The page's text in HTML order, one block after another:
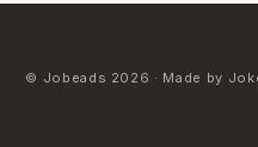
© Jobeads 2026 · Made by